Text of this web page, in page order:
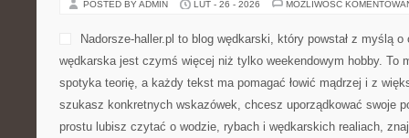
POSTED BY ADMIN LUT - 26 - 2026 MOŻLIWOŚĆ
Nadorsze-haller.pl to blog
myślą o osobach, dla
czymś więcej niż tylko
miejsce, w którym
tekst ma pomagać łowić